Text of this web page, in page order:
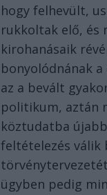
hogy felhevült,
rukkoltak elő, és
kirohanásaik
bonyolódnának
az a bevált
politikum, aztán
köztudatba
feltételezés válik
ügyben pedig